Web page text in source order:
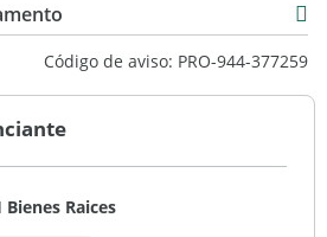
Código de aviso: PRO-944-377259
Bienes Raices